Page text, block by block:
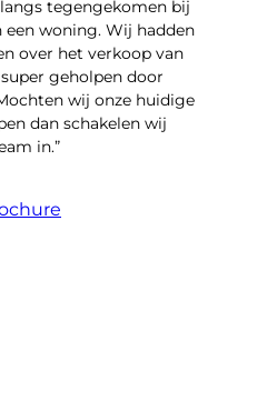
tegengekomen bij
woning. Wij hadden
over het verkoop van
geholpen door
wij onze huidige
dan schakelen wij
in.”